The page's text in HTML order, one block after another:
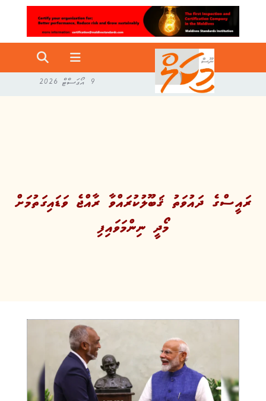
9 އޯގަސްޓް 2026
ރައީސްގެ ދައުވަތު ޤަބޫލުކުރައްވާ ރާއްޖެ ވަޑައިގަތުމަށް
މޯދީ ނިންމަވައިފި